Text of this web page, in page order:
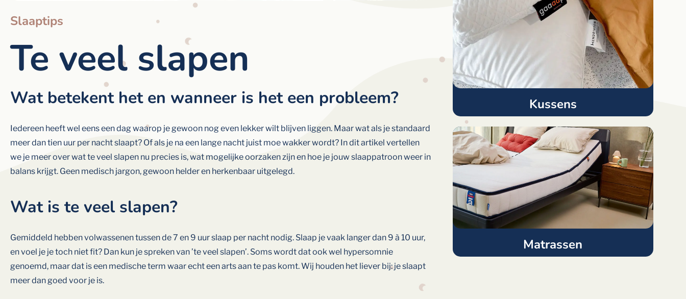
Slaaptips
Te veel slapen
Wat betekent het en wanneer is het een probleem?
Iedereen heeft wel eens een dag waarop je gewoon nog even lekker wilt blijven liggen. Maar wat als je standaard
meer dan tien uur per nacht slaapt? Of als je na een lange nacht juist moe wakker wordt? In dit artikel vertellen
we je meer over wat te veel slapen nu precies is, wat mogelijke oorzaken zijn en hoe je jouw slaappatroon weer in
balans krijgt. Geen medisch jargon, gewoon helder en herkenbaar uitgelegd.
Wat is te veel slapen?
Gemiddeld hebben volwassenen tussen de 7 en 9 uur slaap per nacht nodig. Slaap je vaak langer dan 9 à 10 uur,
en voel je je toch niet fit? Dan kun je spreken van ’te veel slapen’. Soms wordt dat ook wel hypersomnie
genoemd, maar dat is een medische term waar echt een arts aan te pas komt. Wij houden het liever bij: je slaapt
meer dan goed voor je is.
Kussens
Matrassen